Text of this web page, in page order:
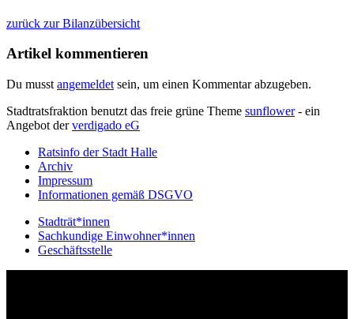
zurück zur Bilanzübersicht
Artikel kommentieren
Du musst angemeldet sein, um einen Kommentar abzugeben.
Stadtratsfraktion benutzt das freie grüne Theme sunflower‐ ein
Angebot derverdigado eG
Ratsinfo der Stadt Halle
Archiv
Impressum
Informationen gemäß DSGVO
Stadträt*innen
Sachkundige Einwohner*innen
Geschäftsstelle